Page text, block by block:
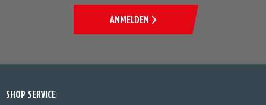
ANMELDEN
SHOP SERVICE